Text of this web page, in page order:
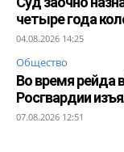
четыре года
04.08.2026 14:25
Общество
Во время рейда
Росгвардии
07.08.2026 12:51